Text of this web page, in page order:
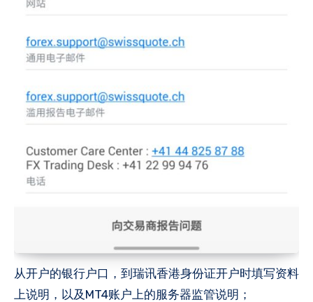
从开户的银行户口，到瑞讯香港身份证开户时填写资料
上说明，以及MT4账户上的服务器监管说明；